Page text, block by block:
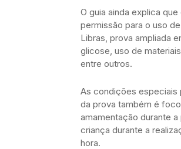
O guia ainda explica
permissão para o uso
Libras, prova ampliada
glicose, uso de
entre outros.
As condições especiais
da prova também é
amamentação durante
criança durante a
hora.